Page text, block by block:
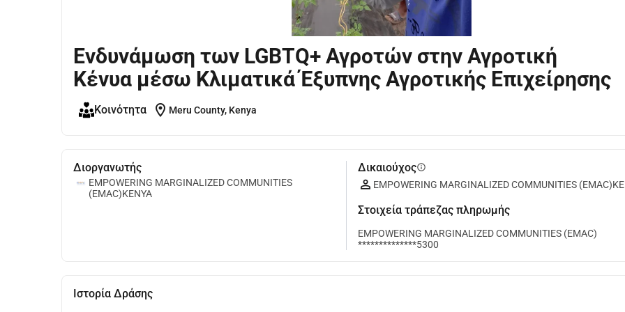
Ενδυνάμωση των LGBTQ+ Αγροτών στην Αγροτική
Κένυα μέσω Κλιματικά Έξυπνης Αγροτικής Επιχείρησης
Κοινότητα location_on Meru County, Kenya
Διοργανωτής
EMPOWERING MARGINALIZED COMMUNITIES
(EMAC)KENYA
Δικαιούχοςinfo
EMPOWERING MARGINALIZED COMMUNITIES
Στοιχεία τράπεζας πληρωμής
EMPOWERING MARGINALIZED COMMUNITIES (EMAC)
**************5300
Ιστορία Δράσης